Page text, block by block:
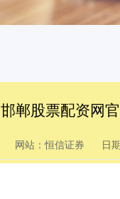
邯郸股票配资网
网站：恒信证券 日